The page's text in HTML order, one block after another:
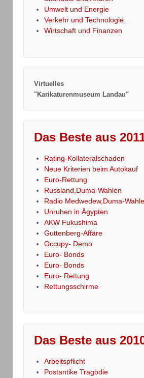
Umwelt und Energie
Verkehr und Technologie
Wirtschaft und Finanzen
Virtuelles
"Karikaturenmuseum Landau"
Das Beste aus
Rating-Kollateralschaden
Neue Kriterien beim Autokauf
Euro-Rettung
Russland,Duma-Wahlen
Radio Medwedew,Duma-
Unruhen in Ägypten
AKW Fukushima
Guttenberg-Affäre
Occupy- Demo
Euro- Bonds
Euro- Bonds
Euro- Rettung
Rettungsschirme
Das Beste aus
Arbeitspflicht
Postantike Tragödie